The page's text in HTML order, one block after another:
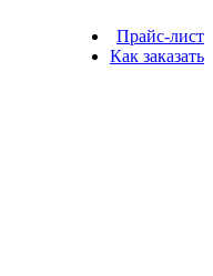
Прайс-лист
Как заказать